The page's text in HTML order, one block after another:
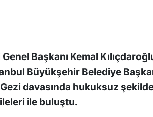
Başkanı Kemal
Büyükşehir Belediye
davasında hukuksuz
ile buluştu.